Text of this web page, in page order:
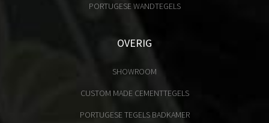
PORTUGESE WANDTEGELS
OVERIG
SHOWROOM
CUSTOM MADE CEMENTTEGELS
PORTUGESE TEGELS BADKAMER